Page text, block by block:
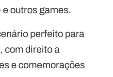
outros games.
perfeito para
com direito a
e comemorações